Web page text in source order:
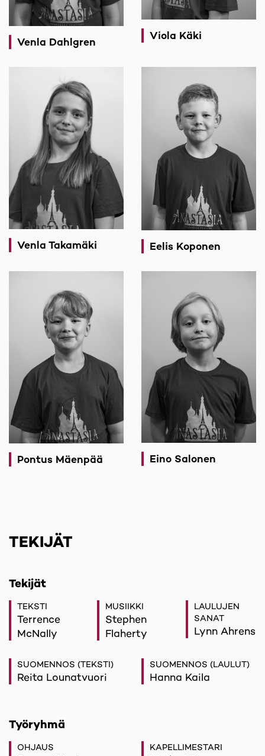
Venla Dahlgren
Viola Käki
Venla Takamäki Eelis Koponen
Pontus Mäenpää Eino Salonen
TEKIJÄT
Tekijät
TEKSTI
Terrence
McNally
MUSIIKKI
Stephen
Flaherty
LAULUJEN
SANAT
Lynn Ahrens
SUOMENNOS (TEKSTI)
Reita Lounatvuori
SUOMENNOS (LAULUT)
Hanna Kaila
Työryhmä
OHJAUS KAPELLIMESTARI